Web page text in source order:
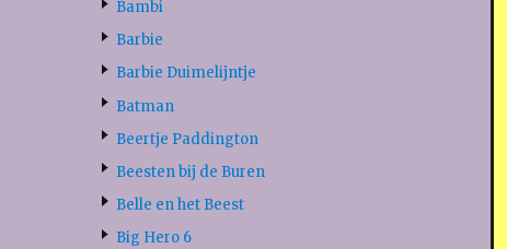
Bambi
Barbie
Barbie Duimelijntje
Batman
Beertje Paddington
Beesten bij de Buren
Belle en het Beest
Big Hero 6